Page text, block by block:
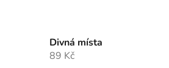
Divná místa
89 Kč